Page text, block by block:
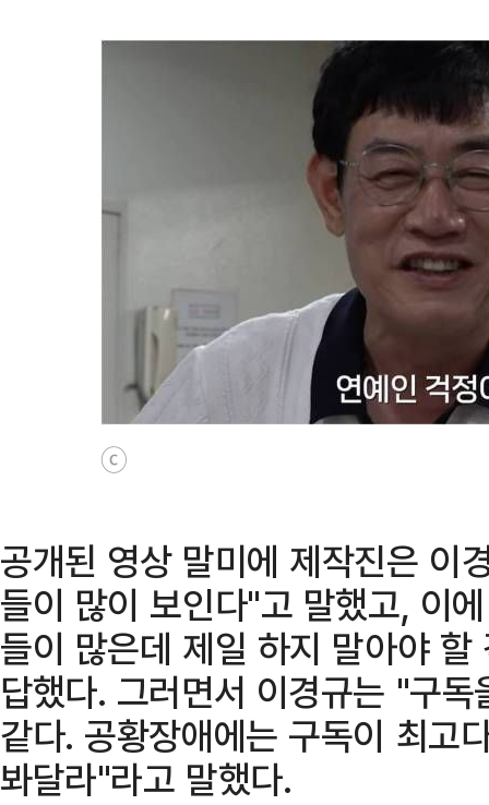
ⓒ
공개된 영상 말미에 제작진은 이
들이 많이 보인다"고 말했고, 이
들이 많은데 제일 하지 말아야
답했다. 그러면서 이경규는 "구
같다. 공황장애에는 구독이 최고
봐달라"라고 말했다.